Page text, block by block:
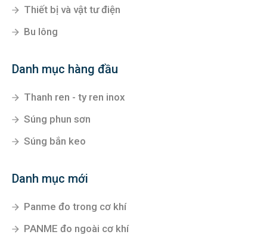
Thiết bị và vật tư điện
Bu lông
Danh mục hàng đầu
Thanh ren - ty ren inox
Súng phun sơn
Súng bắn keo
Danh mục mới
Panme đo trong cơ khí
PANME đo ngoài cơ khí